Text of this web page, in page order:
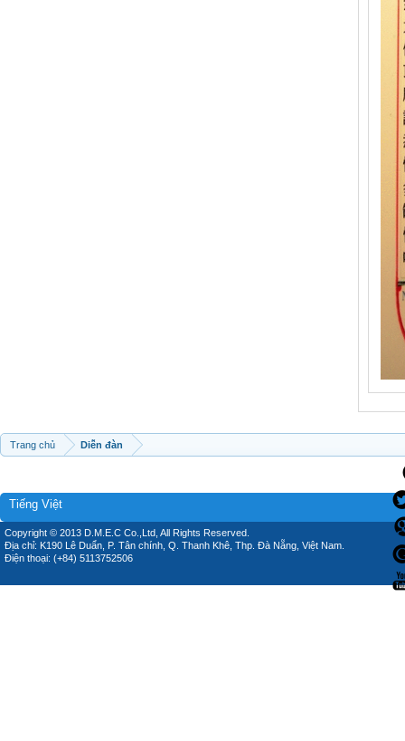
Trang chủ Diễn đàn
Tiếng Việt
Copyright © 2013 D.M.E.C Co.,Ltd, All Rights Reserved.
Địa chỉ: K190 Lê Duẩn, P. Tân chính, Q. Thanh Khê, Thp. Đà Nẵng, Việt Nam.
Điện thoại: (+84) 5113752506